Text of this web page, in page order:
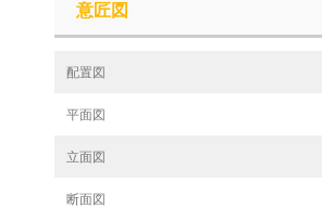
意匠図
配置図
平面図
立面図
断面図